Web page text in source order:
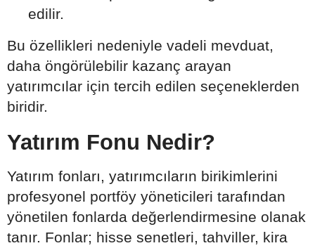
edilir.
Bu özellikleri nedeniyle vadeli mevduat,
daha öngörülebilir kazanç arayan
yatırımcılar için tercih edilen seçeneklerden
biridir.
Yatırım Fonu Nedir?
Yatırım fonları, yatırımcıların birikimlerini
profesyonel portföy yöneticileri tarafından
yönetilen fonlarda değerlendirmesine olanak
tanır. Fonlar; hisse senetleri, tahviller, kira